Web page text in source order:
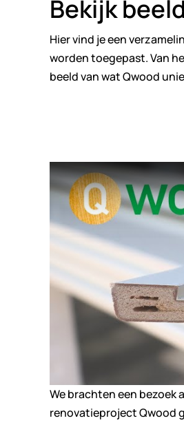
Bekijk
Hier vind je een
worden toegepast. Van
beeld van wat Qwood
We brachten een bezoek
renovatieproject Qwood